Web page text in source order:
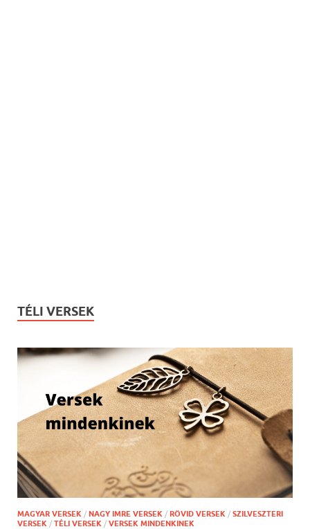
TÉLI VERSEK
MAGYAR VERSEK / NAGY IMRE VERSEK / RÖVID VERSEK / SZILVESZTERI
VERSEK / TÉLI VERSEK / VERSEK MINDENKINEK